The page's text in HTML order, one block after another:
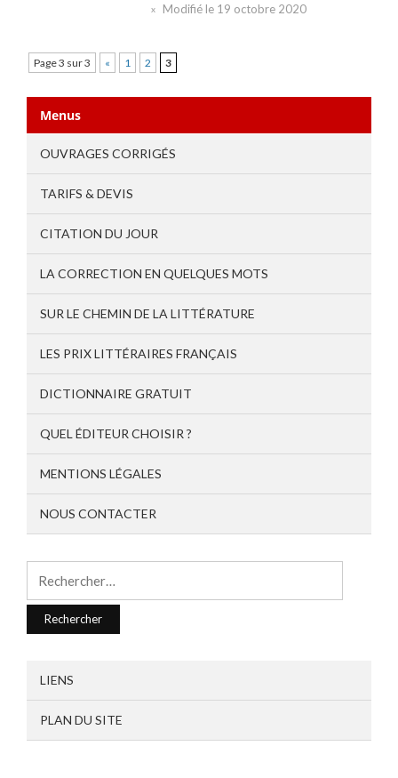
Modifié le 19 octobre 2020
Page 3 sur 3 « 1 2 3
Menus
OUVRAGES CORRIGÉS
TARIFS & DEVIS
CITATION DU JOUR
LA CORRECTION EN QUELQUES MOTS
SUR LE CHEMIN DE LA LITTÉRATURE
LES PRIX LITTÉRAIRES FRANÇAIS
DICTIONNAIRE GRATUIT
QUEL ÉDITEUR CHOISIR ?
MENTIONS LÉGALES
NOUS CONTACTER
LIENS
PLAN DU SITE